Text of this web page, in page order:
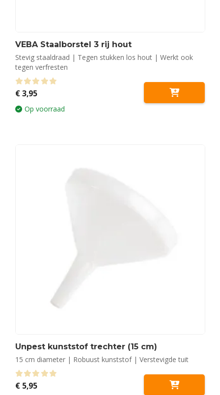
VEBA Staalborstel 3 rij hout
Stevig staaldraad | Tegen stukken los hout | Werkt ook
tegen verfresten
0 out of 5
€3,95
Op voorraad
Unpest kunststof trechter (15 cm)
15 cm diameter | Robuust kunststof | Verstevigde tuit
0 out of 5
€5,95